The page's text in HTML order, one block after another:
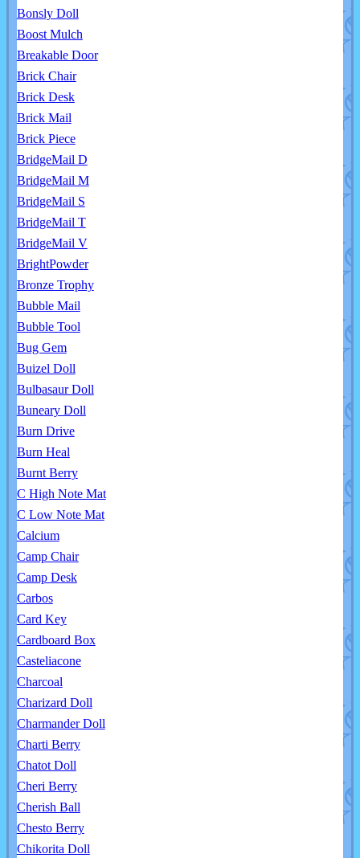
Bonsly Doll
Boost Mulch
Breakable Door
Brick Chair
Brick Desk
Brick Mail
Brick Piece
BridgeMail D
BridgeMail M
BridgeMail S
BridgeMail T
BridgeMail V
BrightPowder
Bronze Trophy
Bubble Mail
Bubble Tool
Bug Gem
Buizel Doll
Bulbasaur Doll
Buneary Doll
Burn Drive
Burn Heal
Burnt Berry
C High Note Mat
C Low Note Mat
Calcium
Camp Chair
Camp Desk
Carbos
Card Key
Cardboard Box
Casteliacone
Charcoal
Charizard Doll
Charmander Doll
Charti Berry
Chatot Doll
Cheri Berry
Cherish Ball
Chesto Berry
Chikorita Doll